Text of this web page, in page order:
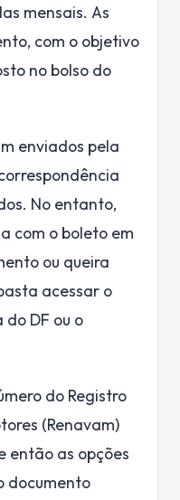
mensais. As
com o objetivo
no bolso do
enviados pela
No entanto,
com o boleto em
ou queira
acessar o
DF ou o
do Registro
(Renavam)
então as opções
documento